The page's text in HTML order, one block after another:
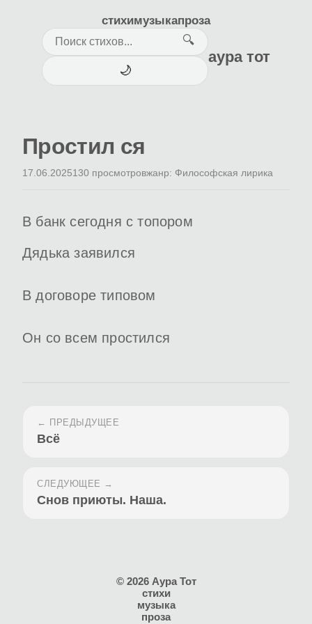
стихимузыкапроза
🔍
🌙
аура тот
Простил ся
17.06.2025130 просмотровжанр: Философская лирика
В банк сегодня с топором
Дядька заявился
В договоре типовом
Он со всем простился
← ПРЕДЫДУЩЕЕ
Всё
СЛЕДУЮЩЕЕ →
Снов приюты. Наша.
© 2026 Аура Тот
стихи
музыка
проза